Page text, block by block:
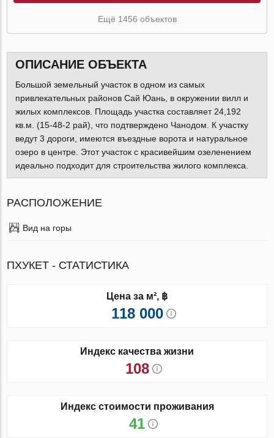
Ещё 1456 объектов
ОПИСАНИЕ ОБЪЕКТА
Большой земельный участок в одном из самых
привлекательных районов Сай Юань, в окружении вилл и
жилых комплексов. Площадь участка составляет 24,192
кв.м. (15-48-2 рай), что подтверждено Чанодом. К участку
ведут 3 дороги, имеются въездные ворота и натуральное
озеро в центре. Этот участок с красивейшим озеленением
идеально подходит для строительства жилого комплекса.
РАСПОЛОЖЕНИЕ
Вид на горы
ПХУКЕТ - СТАТИСТИКА
Цена за м², ฿
118 000
Индекс качества жизни
108
Индекс стоимости проживания
41